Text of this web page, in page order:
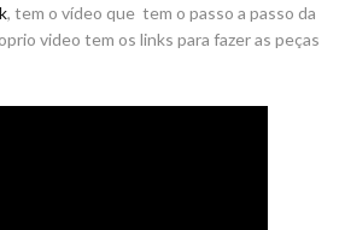
, tem o vídeo que tem o passo a passo da
video tem os links para fazer as peças